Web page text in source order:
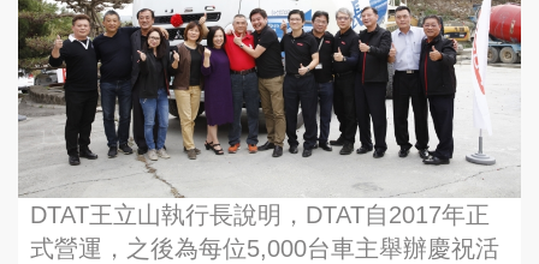
DTAT王立山執行長說明，DTAT自2017年正
式營運，之後為每位5,000台車主舉辦慶祝活